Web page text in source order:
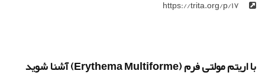
با اریتم مولتی فرم (Erythema Multiforme) آشنا شوید